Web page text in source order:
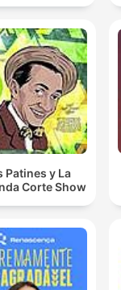
Patines y La
Corte Show